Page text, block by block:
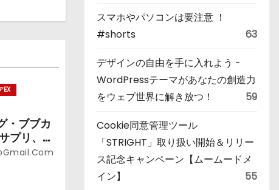
EX
・ブブカ
プリ、ポ
プリ お
スマホやパソコンは要注意 ！
#shorts
63
デザインの自由を手に入れよう -
WordPressテーマがあなたの創造力
をウェブ世界に解き放つ！
59
Cookie同意管理ツール
「STRIGHT」取り扱い開始＆リリー
ス記念キャンペーン【ムームードメ
イン】
55